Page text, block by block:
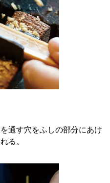
通す穴をふしの部分にあけ
る。